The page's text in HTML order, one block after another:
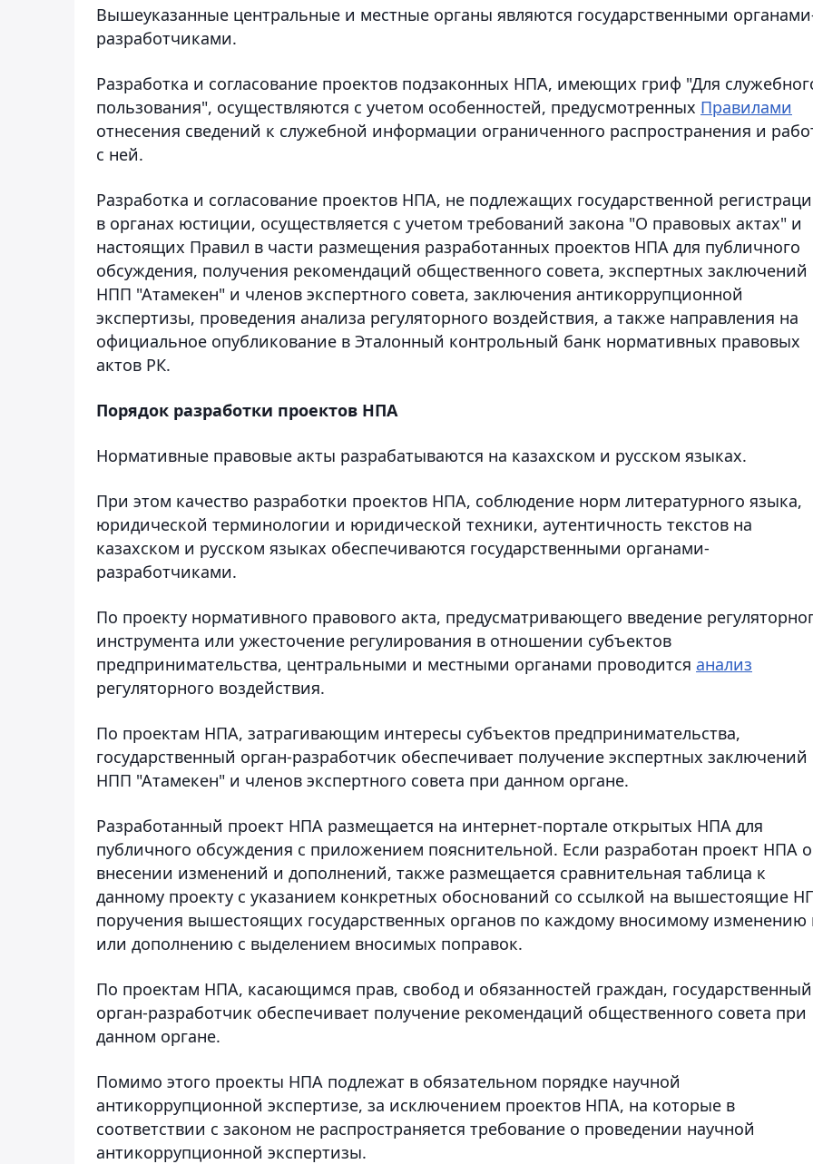
Вышеуказанные центральные и местные органы являются государственными
разработчиками.
Разработка и согласование проектов подзаконных НПА, имеющих гриф "Для
пользования", осуществляются с учетом особенностей, предусмотренных Правилами
отнесения сведений к служебной информации ограниченного распространения и
с ней.
Разработка и согласование проектов НПА, не подлежащих государственной
в органах юстиции, осуществляется с учетом требований закона "О правовых актах" и
настоящих Правил в части размещения разработанных проектов НПА для публичного
обсуждения, получения рекомендаций общественного совета, экспертных заключений
НПП "Атамекен" и членов экспертного совета, заключения антикоррупционной
экспертизы, проведения анализа регуляторного воздействия, а также направления на
официальное опубликование в Эталонный контрольный банк нормативных правовых
актов РК.
Порядок разработки проектов НПА
Нормативные правовые акты разрабатываются на казахском и русском языках.
При этом качество разработки проектов НПА, соблюдение норм литературного языка,
юридической терминологии и юридической техники, аутентичность текстов на
казахском и русском языках обеспечиваются государственными органами-
разработчиками.
По проекту нормативного правового акта, предусматривающего введение
инструмента или ужесточение регулирования в отношении субъектов
предпринимательства, центральными и местными органами проводится анализ
регуляторного воздействия.
По проектам НПА, затрагивающим интересы субъектов предпринимательства,
государственный орган-разработчик обеспечивает получение экспертных заключений
НПП "Атамекен" и членов экспертного совета при данном органе.
Разработанный проект НПА размещается на интернет-портале открытых НПА для
публичного обсуждения с приложением пояснительной. Если разработан проект НПА о
внесении изменений и дополнений, также размещается сравнительная таблица к
данному проекту с указанием конкретных обоснований со ссылкой на вышестоящие
поручения вышестоящих государственных органов по каждому вносимому изменению
или дополнению с выделением вносимых поправок.
По проектам НПА, касающимся прав, свобод и обязанностей граждан, государственный
орган-разработчик обеспечивает получение рекомендаций общественного совета при
данном органе.
Помимо этого проекты НПА подлежат в обязательном порядке научной
антикоррупционной экспертизе, за исключением проектов НПА, на которые в
соответствии с законом не распространяется требование о проведении научной
антикоррупционной экспертизы.